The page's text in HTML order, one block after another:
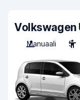
Volkswagen
Manuaali
5